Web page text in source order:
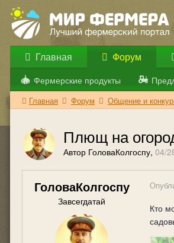
Главная Форум
Фермерские продукты
Главная Форум Общение и
Плющ на
Автор ГоловаКолгоспу, 04/
ГоловаКолгоспу
Завсегдатай
Кто